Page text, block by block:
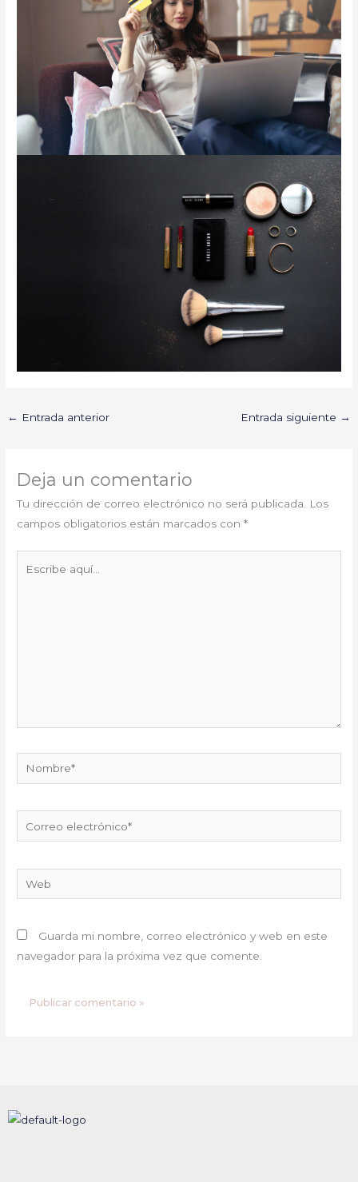
← Entrada anterior Entrada siguiente →
Deja un comentario
Tu dirección de correo electrónico no será publicada. Los
campos obligatorios están marcados con*
Nombre*
electrónico*
Guarda mi nombre, correo electrónico y web en este
navegador para la próxima vez que comente.